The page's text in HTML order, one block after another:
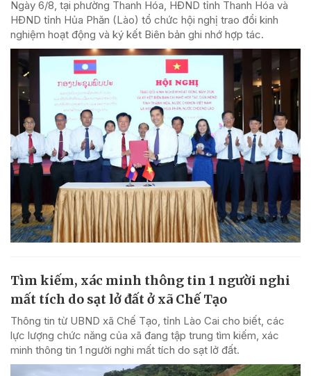
Ngày 6/8, tại phường Thanh Hóa, HĐND tỉnh Thanh Hóa và
HĐND tỉnh Hủa Phăn (Lào) tổ chức hội nghị trao đổi kinh
nghiệm hoạt động và ký kết Biên bản ghi nhớ hợp tác.
Tìm kiếm, xác minh thông tin 1 người nghi
mất tích do sạt lở đất ở xã Chế Tạo
Thông tin từ UBND xã Chế Tạo, tỉnh Lào Cai cho biết, các
lực lượng chức năng của xã đang tập trung tìm kiếm, xác
minh thông tin 1 người nghi mất tích do sạt lở đất.